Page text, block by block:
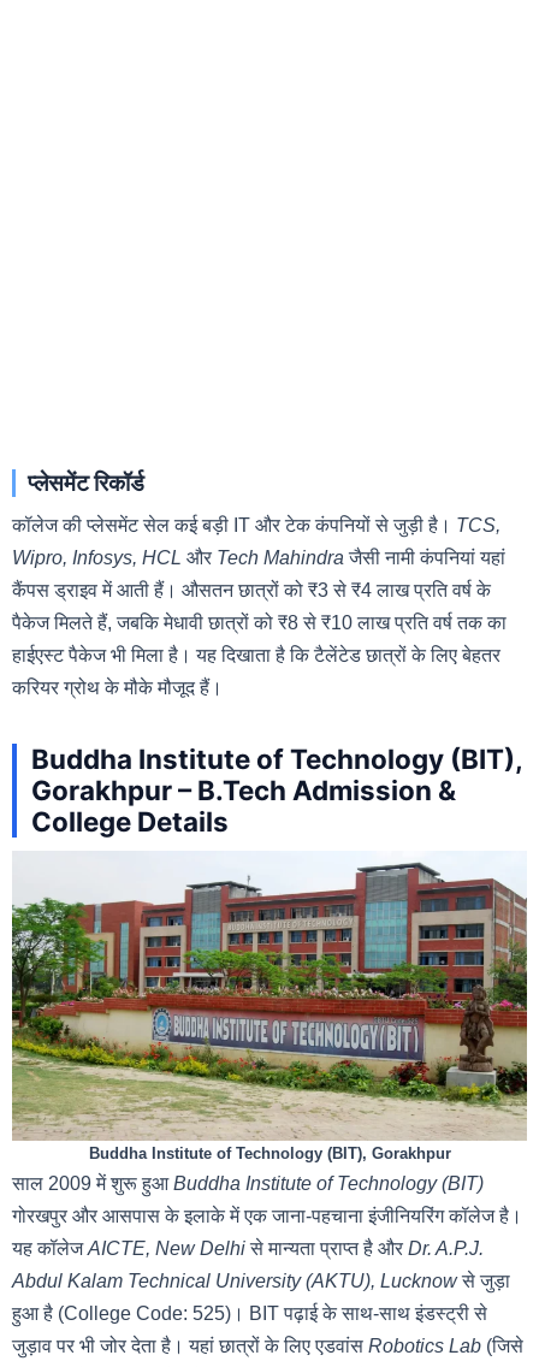
प्लेसमेंट रिकॉर्ड
कॉलेज की प्लेसमेंट सेल कई बड़ी IT और टेक कंपनियों से जुड़ी है। TCS,
Wipro, Infosys, HCL और Tech Mahindra जैसी नामी कंपनियां यहां
कैंपस ड्राइव में आती हैं। औसतन छात्रों को ₹3 से ₹4 लाख प्रति वर्ष के
पैकेज मिलते हैं, जबकि मेधावी छात्रों को ₹8 से ₹10 लाख प्रति वर्ष तक का
हाईएस्ट पैकेज भी मिला है। यह दिखाता है कि टैलेंटेड छात्रों के लिए बेहतर
करियर ग्रोथ के मौके मौजूद हैं।
Buddha Institute of Technology (BIT),
Gorakhpur – B.Tech Admission &
College Details
Buddha Institute of Technology (BIT), Gorakhpur
साल 2009 में शुरू हुआBuddha Institute of Technology (BIT)
गोरखपुर और आसपास के इलाके में एक जाना-पहचाना इंजीनियरिंग कॉलेज है।
यह कॉलेजAICTE, New Delhiसे मान्यता प्राप्त है और Dr. A.P.J.
Abdul Kalam Technical University (AKTU), Lucknowसे जुड़ा
हुआ है (College Code: 525)। BIT पढ़ाई के साथ-साथ इंडस्ट्री से
जुड़ाव पर भी जोर देता है। यहां छात्रों के लिए एडवांस Robotics Lab (जिसे